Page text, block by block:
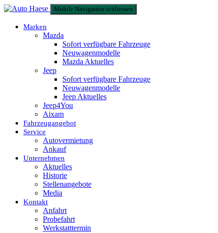
Mobile Navigation schliessen
Marken
Mazda
Sofort verfügbare Fahrzeuge
Neuwagenmodelle
Mazda Aktuelles
Jeep
Sofort verfügbare Fahrzeuge
Neuwagenmodelle
Jeep Aktuelles
Jeep4You
Aixam
Fahrzeugangebot
Service
Autovermietung
Ankauf
Unternehmen
Aktuelles
Historie
Stellenangebote
Media
Kontakt
Anfahrt
Probefahrt
Werkstatttermin